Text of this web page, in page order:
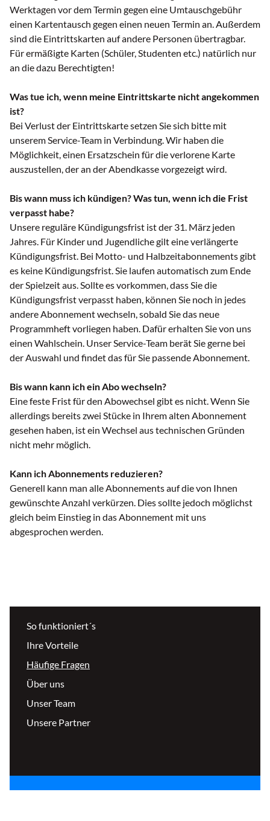
So funktioniert´s
Ihre Vorteile
Häufige Fragen
Über uns
Unser Team
Unsere Partner
Werktagen vor dem Termin gegen eine Umtauschgebühr
einen Kartentausch gegen einen neuen Termin an. Außerdem
sind die Eintrittskarten auf andere Personen übertragbar.
Für ermäßigte Karten (Schüler, Studenten etc.) natürlich nur
an die dazu Berechtigten!
Was tue ich, wenn meine Eintrittskarte nicht angekommen
ist?
Bei Verlust der Eintrittskarte setzen Sie sich bitte mit
unserem Service-Team in Verbindung. Wir haben die
Möglichkeit, einen Ersatzschein für die verlorene Karte
auszustellen, der an der Abendkasse vorgezeigt wird.
Bis wann muss ich kündigen? Was tun, wenn ich die Frist
verpasst habe?
Unsere reguläre Kündigungsfrist ist der 31. März jeden
Jahres. Für Kinder und Jugendliche gilt eine verlängerte
Kündigungsfrist. Bei Motto- und Halbzeitabonnements gibt
es keine Kündigungsfrist. Sie laufen automatisch zum Ende
der Spielzeit aus. Sollte es vorkommen, dass Sie die
Kündigungsfrist verpasst haben, können Sie noch in jedes
andere Abonnement wechseln, sobald Sie das neue
Programmheft vorliegen haben. Dafür erhalten Sie von uns
einen Wahlschein. Unser Service-Team berät Sie gerne bei
der Auswahl und findet das für Sie passende Abonnement.
Bis wann kann ich ein Abo wechseln?
Eine feste Frist für den Abowechsel gibt es nicht. Wenn Sie
allerdings bereits zwei Stücke in Ihrem alten Abonnement
gesehen haben, ist ein Wechsel aus technischen Gründen
nicht mehr möglich.
Kann ich Abonnements reduzieren?
Generell kann man alle Abonnements auf die von Ihnen
gewünschte Anzahl verkürzen. Dies sollte jedoch möglichst
gleich beim Einstieg in das Abonnement mit uns
abgesprochen werden.